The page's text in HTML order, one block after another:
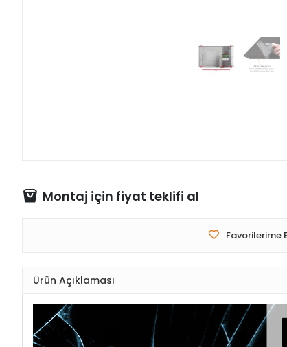
Montaj için fiyat teklifi al
Favorilerime
Ürün Açıklaması